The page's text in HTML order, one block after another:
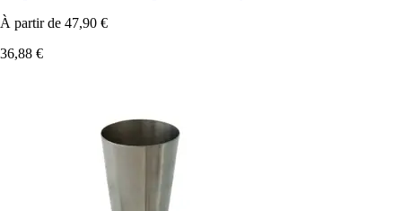
À partir de 47,90 €
36,88 €